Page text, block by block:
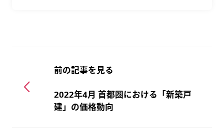
前の記事を見る
2022年4月 首都圏における「新築戸
建」の価格動向